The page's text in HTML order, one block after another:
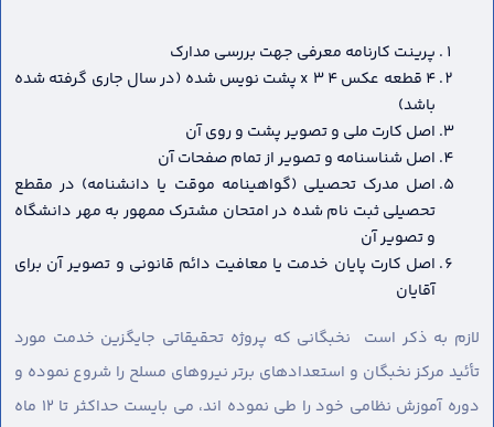
پرینت کارنامه معرفی جهت بررسی مدارک
4 قطعه عکس 4 x 3 پشت نویس شده (در سال جاری گرفته شده
باشد)
اصل کارت ملی و تصویر پشت و روی آن
اصل شناسنامه و تصویر از تمام صفحات آن
اصل مدرک تحصیلی (گواهینامه موقت یا دانشنامه) در مقطع
تحصیلی ثبت نام شده در امتحان مشترک ممهور به مهر دانشگاه
و تصویر آن
اصل کارت پایان خدمت یا معافیت دائم قانونی و تصویر آن برای
آقایان
لازم به ذکر است نخبگانی که پروژه تحقیقاتی جایگزین خدمت مورد
تأئید مرکز نخبگان و استعدادهای برتر نیروهای مسلح را شروع نموده و
دوره آموزش نظامی خود را طی نموده اند، می بایست حداکثر تا ۱۲ ماه